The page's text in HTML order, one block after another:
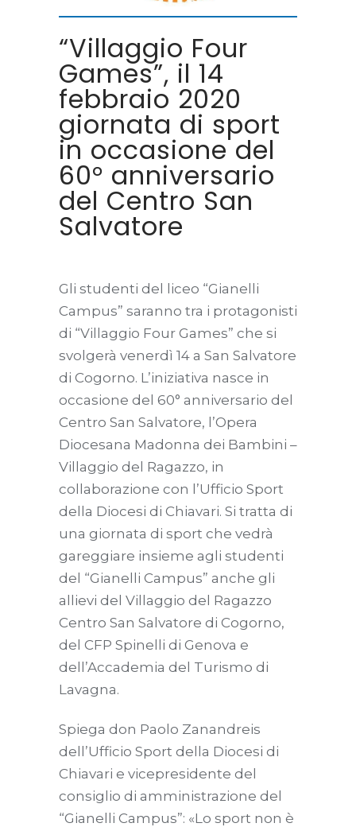
“Villaggio Four
Games”, il 14
febbraio 2020
giornata di sport
in occasione del
60° anniversario
del Centro San
Salvatore
Gli studenti del liceo “Gianelli
Campus” saranno tra i protagonisti
di “Villaggio Four Games” che si
svolgerà venerdì 14 a San Salvatore
di Cogorno. L’iniziativa nasce in
occasione del 60° anniversario del
Centro San Salvatore, l’Opera
Diocesana Madonna dei Bambini –
Villaggio del Ragazzo, in
collaborazione con l’Ufficio Sport
della Diocesi di Chiavari. Si tratta di
una giornata di sport che vedrà
gareggiare insieme agli studenti
del “Gianelli Campus” anche gli
allievi del Villaggio del Ragazzo
Centro San Salvatore di Cogorno,
del CFP Spinelli di Genova e
dell’Accademia del Turismo di
Lavagna.
Spiega don Paolo Zanandreis
dell’Ufficio Sport della Diocesi di
Chiavari e vicepresidente del
consiglio di amministrazione del
“Gianelli Campus”: «Lo sport non è